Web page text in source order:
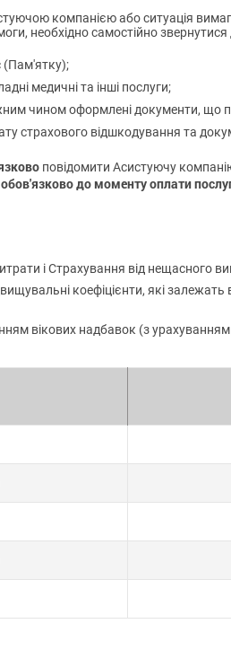
компанією або ситуація
необхідно самостійно
(Пам'ятку);
медичні та інші послуги;
чином оформлені документи,
страхового відшкодування та
повідомити Асистуючу
до моменту оплати
і Страхування від нещасного
коефіцієнти, які залежать
вікових надбавок (з урахуванням